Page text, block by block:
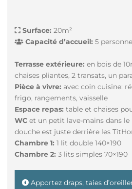
Surface: 20m²
Capacité d’accueil: 5
Terrasse extérieure: en bois de
chaises pliantes, 2 transats, un
Pièce à vivre: avec coin cuisine:
frigo, rangements, vaisselle
Espace repas: table et chaises
WC et un petit lave-mains dans
douche est juste derrière les
Chambre 1: 1 lit double 140×190
Chambre 2: 3 lits simples 70×190
Apportez draps, taies